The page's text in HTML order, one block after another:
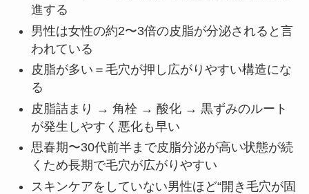
進する
男性は女性の約2〜3倍の皮脂が分泌されると言
われている
皮脂が多い＝毛穴が押し広がりやすい構造にな
る
皮脂詰まり → 角栓 → 酸化 → 黒ずみのルート
が発生しやすく悪化も早い
思春期〜30代前半まで皮脂分泌が高い状態が続
くため長期で毛穴が広がりやすい
スキンケアをしていない男性ほど“開き毛穴が固